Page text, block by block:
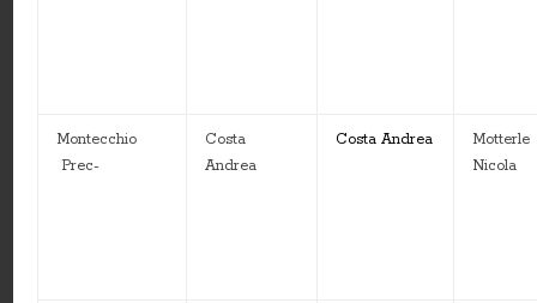
Montecchio
Prec-
Costa
Andrea
Costa Andrea
Motterle
Nicola